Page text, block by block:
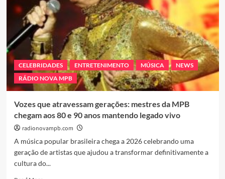
CELEBRIDADES ENTRETENIMENTO MÚSICA
NEWS
RÁDIO NOVA MPB
Vozes que atravessam gerações: mestres da MPB
chegam aos 80 e 90 anos mantendo legado vivo
radionovampb.com
A música popular brasileira chega a 2026 celebrando uma
geração de artistas que ajudou a transformar definitivamente a
cultura do...